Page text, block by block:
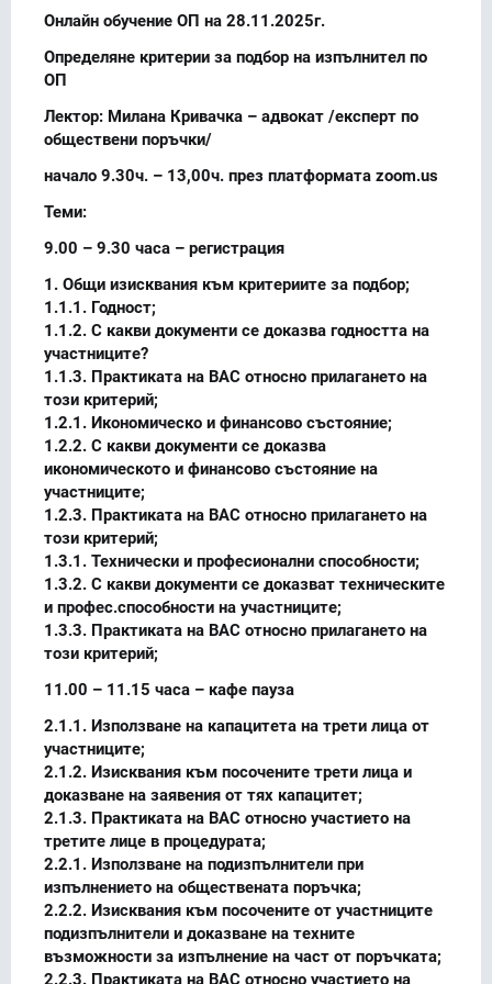
Онлайн обучение ОП на 28.11.2025г.
Определяне критерии за подбор на изпълнител по
ОП
Лектор: Милана Кривачка – адвокат /експерт по
обществени поръчки/
начало 9.30ч. – 13,00ч. през платформата zoom.us
Теми:
9.00 – 9.30 часа – регистрация
1. Общи изисквания към критериите за подбор;
1.1.1. Годност;
1.1.2. С какви документи се доказва годността на
участниците?
1.1.3. Практиката на ВАС относно прилагането на
този критерий;
1.2.1. Икономическо и финансово състояние;
1.2.2. С какви документи се доказва
икономическото и финансово състояние на
участниците;
1.2.3. Практиката на ВАС относно прилагането на
този критерий;
1.3.1. Технически и професионални способности;
1.3.2. С какви документи се доказват техническите
и профес.способности на участниците;
1.3.3. Практиката на ВАС относно прилагането на
този критерий;
11.00 – 11.15 часа – кафе пауза
2.1.1. Използване на капацитета на трети лица от
участниците;
2.1.2. Изисквания към посочените трети лица и
доказване на заявения от тях капацитет;
2.1.3. Практиката на ВАС относно участието на
третите лице в процедурата;
2.2.1. Използване на подизпълнители при
изпълнението на обществената поръчка;
2.2.2. Изисквания към посочените от участниците
подизпълнители и доказване на техните
възможности за изпълнение на част от поръчката;
2.2.3. Практиката на ВАС относно участието на